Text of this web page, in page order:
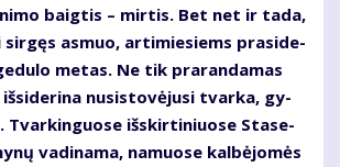
baig­tis – mir­tis. Bet net ir ta­da,
sir­gęs as­muo, ar­ti­mie­siems pra­si­de­
me­tas. Ne tik pra­ran­da­mas
nu­si­sto­vė­ju­si tvar­ka, gy­
Tvar­kin­guo­se iš­skir­ti­niuo­se Sta­se­
va­di­na­ma, na­muo­se kal­bė­jo­mės